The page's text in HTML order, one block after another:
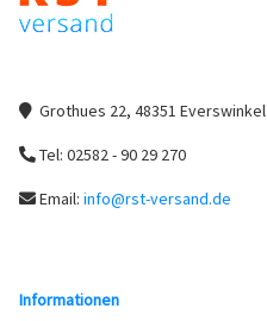
Grothues 22, 48351 Everswinkel
Tel: 02582 - 90 29 270
Email: info@rst-versand.de
Informationen